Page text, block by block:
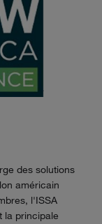
des solutions
américain
l'ISSA
la principale